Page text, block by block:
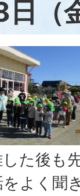
（
た後も
をよく聞